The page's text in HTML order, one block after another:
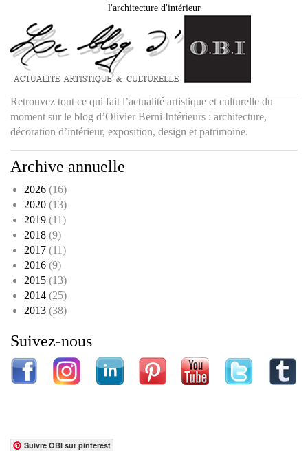
l'architecture d'intérieur
Retrouvez tout ce qui fait l’actualité artistique et culturelle du
moment sur le blog d’Olivier Berni Intérieurs : architecture,
décoration d’intérieur, exposition, design et patrimoine.
Archive annuelle
2026 (16)
2020 (13)
2019 (11)
2018 (9)
2017 (11)
2016 (9)
2015 (13)
2014 (25)
2013 (38)
Suivez-nous
Suivre OBI sur pinterest